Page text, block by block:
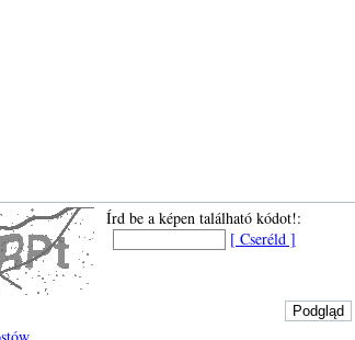
Írd be a képen található kódot!:
[ Cseréld ]